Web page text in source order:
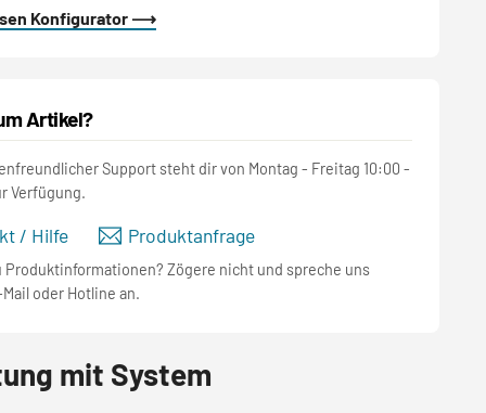
mit System
Konfigurator ⟶
Artikel?
Support steht dir von Montag - Freitag 10:00 -
Verfügung.
/ Hilfe Produktanfrage
Produktinformationen? Zögere nicht und spreche uns
oder Hotline an.